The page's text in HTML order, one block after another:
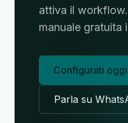
attiva il
manuale gratuita
Configurati
Parla su